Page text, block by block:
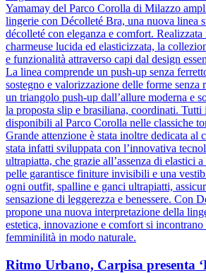
Yamamay del Parco Corolla di Milazzo
lingerie con Décolleté Bra, una nuova linea
décolleté con eleganza e comfort.
charmeuse lucida ed elasticizzata, la
e funzionalità attraverso capi dal design
La linea comprende un push-up senza
sostegno e valorizzazione delle forme senza
un triangolo push-up dall’allure moderna e
la proposta slip e brasiliana, coordinati.
disponibili al Parco Corolla nelle classiche
Grande attenzione è stata inoltre dedicata al
stata infatti sviluppata con l’innovativa
ultrapiatta, che grazie all’assenza di elastici
pelle garantisce finiture invisibili e una
ogni outfit, spalline e ganci ultrapiatti,
sensazione di leggerezza e benessere. Con
propone una nuova interpretazione della
estetica, innovazione e comfort si
femminilità in modo naturale.
Ritmo Urbano, Carpisa presenta